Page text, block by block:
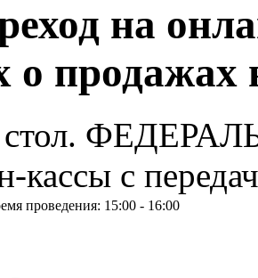
на
о
стол.
кассы с
проведения: 15:00 - 16:00